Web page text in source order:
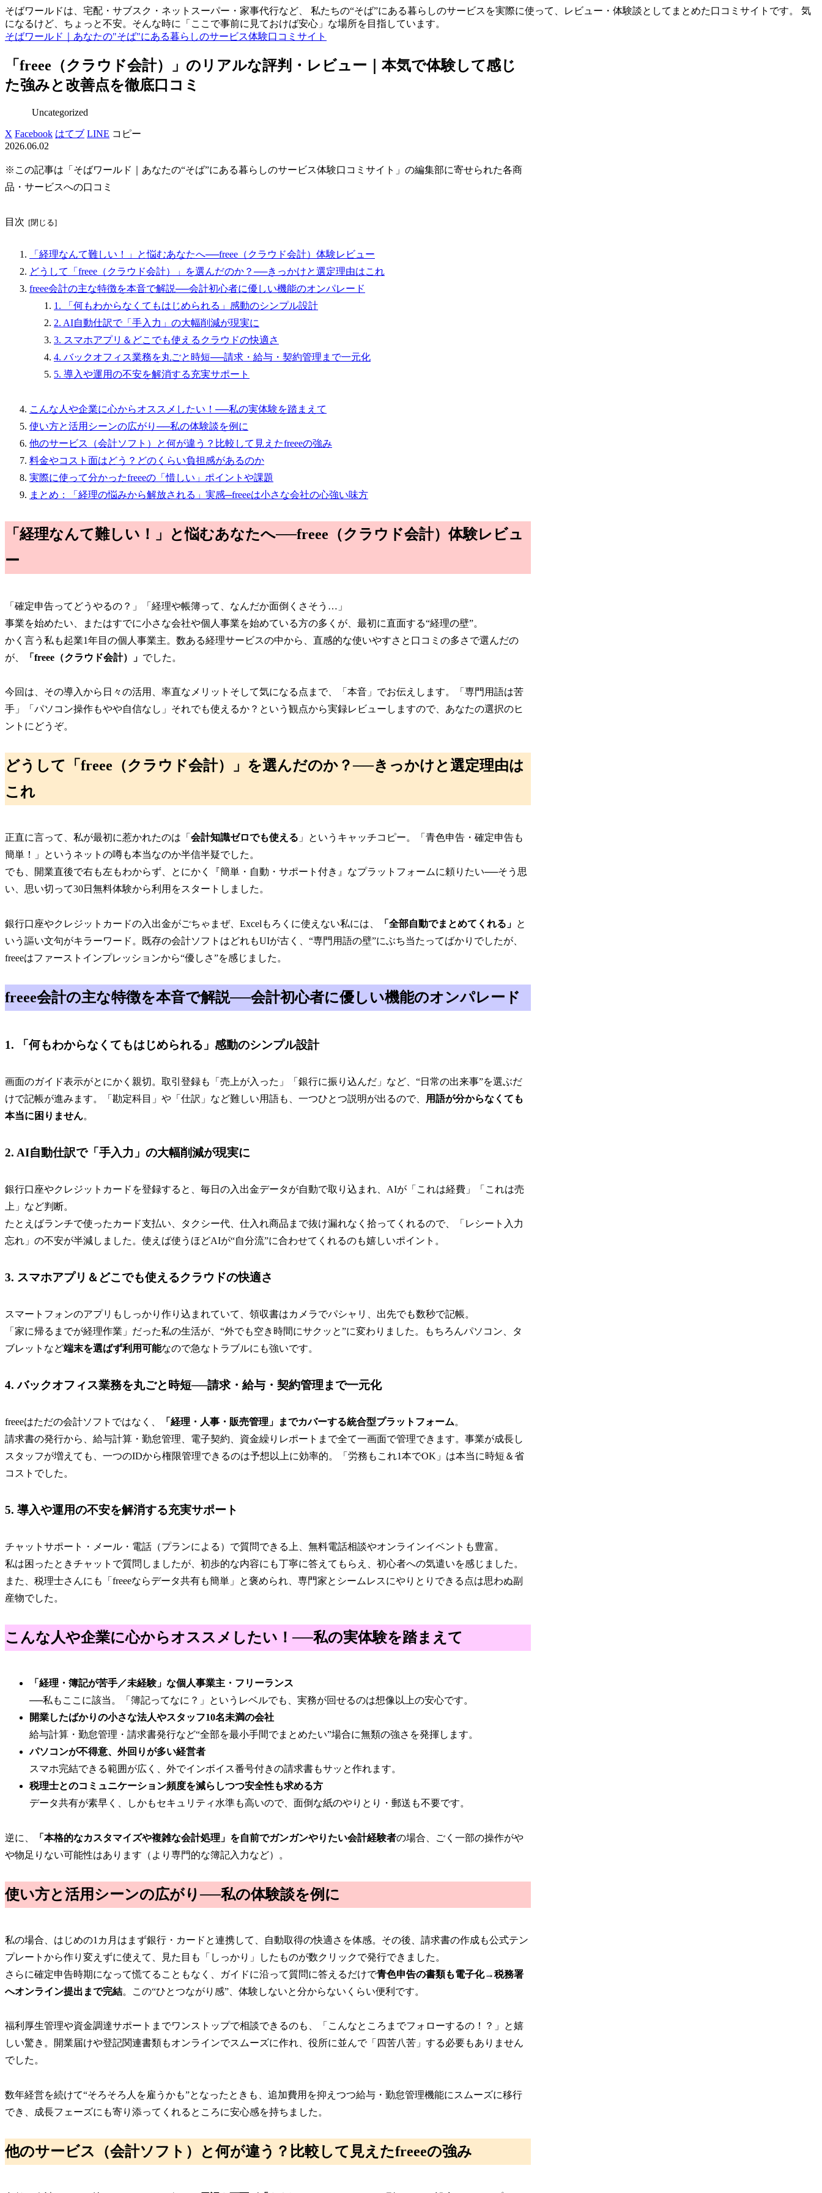
そばワールドは、宅配・サブスク・ネットスーパー・家事代行など、 私たちの“そば”にある暮らしのサービスを実際に使って、レビュー・体験談としてまとめた口コミサイトです。 気
になるけど、ちょっと不安。そんな時に「ここで事前に見ておけば安心」な場所を目指しています。
そばワールド｜あなたの"そば"にある暮らしのサービス体験口コミサイト
「freee（クラウド会計）」のリアルな評判・レビュー｜本気で体験して感じ
た強みと改善点を徹底口コミ
Uncategorized
X Facebook はてブ LINE コピー
2026.06.02
※この記事は「そばワールド｜あなたの“そば”にある暮らしのサービス体験口コミサイト」の編集部に寄せられた各商
品・サービスへの口コミ
目次
「経理なんて難しい！」と悩むあなたへ──freee（クラウド会計）体験レビュー
どうして「freee（クラウド会計）」を選んだのか？──きっかけと選定理由はこれ
freee会計の主な特徴を本音で解説──会計初心者に優しい機能のオンパレード
1. 「何もわからなくてもはじめられる」感動のシンプル設計
2. AI自動仕訳で「手入力」の大幅削減が現実に
3. スマホアプリ＆どこでも使えるクラウドの快適さ
4. バックオフィス業務を丸ごと時短──請求・給与・契約管理まで一元化
5. 導入や運用の不安を解消する充実サポート
こんな人や企業に心からオススメしたい！──私の実体験を踏まえて
使い方と活用シーンの広がり──私の体験談を例に
他のサービス（会計ソフト）と何が違う？比較して見えたfreeeの強み
料金やコスト面はどう？どのくらい負担感があるのか
実際に使って分かったfreeeの「惜しい」ポイントや課題
まとめ：「経理の悩みから解放される」実感─freeeは小さな会社の心強い味方
「経理なんて難しい！」と悩むあなたへ──freee（クラウド会計）体験レビュ
ー
「確定申告ってどうやるの？」「経理や帳簿って、なんだか面倒くさそう…」
事業を始めたい、またはすでに小さな会社や個人事業を始めている方の多くが、最初に直面する“経理の壁”。
かく言う私も起業1年目の個人事業主。数ある経理サービスの中から、直感的な使いやすさと口コミの多さで選んだの
が、
「freee（クラウド会計）」 でした。
今回は、その導入から日々の活用、率直なメリットそして気になる点まで、「本音」でお伝えします。「専門用語は苦
手」「パソコン操作もやや自信なし」それでも使えるか？という観点から実録レビューしますので、あなたの選択のヒ
ントにどうぞ。
どうして「freee（クラウド会計）」を選んだのか？──きっかけと選定理由は
これ
正直に言って、私が最初に惹かれたのは「 会計知識ゼロでも使える 」というキャッチコピー。「青色申告・確定申告も
簡単！」というネットの噂も本当なのか半信半疑でした。
でも、開業直後で右も左もわからず、とにかく『簡単・自動・サポート付き』なプラットフォームに頼りたい──そう思
い、思い切って30日無料体験から利用をスタートしました。
銀行口座やクレジットカードの入出金がごちゃまぜ、Excelもろくに使えない私には、 「全部自動でまとめてくれる」 と
いう謳い文句がキラーワード。既存の会計ソフトはどれもUIが古く、“専門用語の壁”にぶち当たってばかりでしたが、
freeeはファーストインプレッションから“優しさ”を感じました。
freee会計の主な特徴を本音で解説──会計初心者に優しい機能のオンパレード
1. 「何もわからなくてもはじめられる」感動のシンプル設計
画面のガイド表示がとにかく親切。取引登録も「売上が入った」「銀行に振り込んだ」など、“日常の出来事”を選ぶだ
けで記帳が進みます。「勘定科目」や「仕訳」など難しい用語も、一つひとつ説明が出るので、
用語が分からなくても
本当に困りません。
2. AI自動仕訳で「手入力」の大幅削減が現実に
銀行口座やクレジットカードを登録すると、毎日の入出金データが自動で取り込まれ、AIが「これは経費」「これは売
上」など判断。
たとえばランチで使ったカード支払い、タクシー代、仕入れ商品まで抜け漏れなく拾ってくれるので、「レシート入力
忘れ」の不安が半減しました。使えば使うほどAIが“自分流”に合わせてくれるのも嬉しいポイント。
3. スマホアプリ＆どこでも使えるクラウドの快適さ
スマートフォンのアプリもしっかり作り込まれていて、領収書はカメラでパシャリ、出先でも数秒で記帳。
「家に帰るまでが経理作業」だった私の生活が、“外でも空き時間にサクッと”に変わりました。もちろんパソコン、タ
ブレットなど端末を選ばず利用可能なので急なトラブルにも強いです。
4. バックオフィス業務を丸ごと時短──請求・給与・契約管理まで一元化
freeeはただの会計ソフトではなく、 「経理・人事・販売管理」までカバーする統合型プラットフォーム。
請求書の発行から、給与計算・勤怠管理、電子契約、資金繰りレポートまで全て一画面で管理できます。事業が成長し
スタッフが増えても、一つのIDから権限管理できるのは予想以上に効率的。「労務もこれ1本でOK」は本当に時短＆省
コストでした。
5. 導入や運用の不安を解消する充実サポート
チャットサポート・メール・電話（プランによる）で質問できる上、無料電話相談やオンラインイベントも豊富。
私は困ったときチャットで質問しましたが、初歩的な内容にも丁寧に答えてもらえ、初心者への気遣いを感じました。
また、税理士さんにも「freeeならデータ共有も簡単」と褒められ、専門家とシームレスにやりとりできる点は思わぬ副
産物でした。
こんな人や企業に心からオススメしたい！──私の実体験を踏まえて
「経理・簿記が苦手／未経験」な個人事業主・フリーランス
──私もここに該当。「簿記ってなに？」というレベルでも、実務が回せるのは想像以上の安心です。
開業したばかりの小さな法人やスタッフ10名未満の会社
給与計算・勤怠管理・請求書発行など“全部を最小手間でまとめたい”場合に無類の強さを発揮します。
パソコンが不得意、外回りが多い経営者
スマホ完結できる範囲が広く、外でインボイス番号付きの請求書もサッと作れます。
税理士とのコミュニケーション頻度を減らしつつ安全性も求める方
データ共有が素早く、しかもセキュリティ水準も高いので、面倒な紙のやりとり・郵送も不要です。
逆に、 「本格的なカスタマイズや複雑な会計処理」を自前でガンガンやりたい会計経験者の場合、ごく一部の操作がや
や物足りない可能性はあります（より専門的な簿記入力など）。
使い方と活用シーンの広がり──私の体験談を例に
私の場合、はじめの1カ月はまず銀行・カードと連携して、自動取得の快適さを体感。その後、請求書の作成も公式テン
プレートから作り変えずに使えて、見た目も「しっかり」したものが数クリックで発行できました。
さらに確定申告時期になって慌てることもなく、ガイドに沿って質問に答えるだけで青色申告の書類も電子化→税務署
へオンライン提出まで完結。この“ひとつながり感”、体験しないと分からないくらい便利です。
福利厚生管理や資金調達サポートまでワンストップで相談できるのも、「こんなところまでフォローするの！？」と嬉
しい驚き。開業届けや登記関連書類もオンラインでスムーズに作れ、役所に並んで「四苦八苦」する必要もありません
でした。
数年経営を続けて“そろそろ人を雇うかも”となったときも、追加費用を抑えつつ給与・勤怠管理機能にスムーズに移行
でき、成長フェーズにも寄り添ってくれるところに安心感を持ちました。
他のサービス（会計ソフト）と何が違う？比較して見えたfreeeの強み